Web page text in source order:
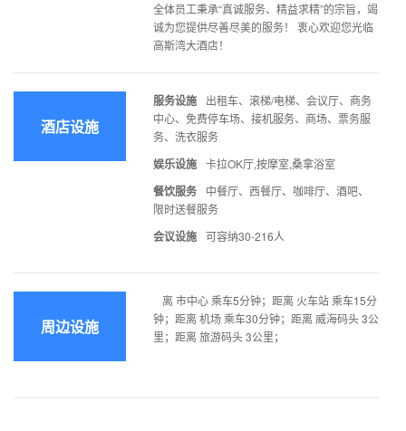
全体员工秉承“真诚服务、精益求精”的宗旨，竭
诚为您提供尽善尽美的服务！ 衷心欢迎您光临
高斯湾大酒店！
酒店设施
服务设施
出租车、滚梯/电梯、会议厅、商务
中心、免费停车场、接机服务、商场、票务服
务、洗衣服务
娱乐设施 卡拉OK厅,按摩室,桑拿浴室
餐饮服务
中餐厅、西餐厅、咖啡厅、酒吧、
限时送餐服务
会议设施 可容纳30-216人
周边设施
离 市中心 乘车5分钟；距离 火车站 乘车15分
钟；距离 机场 乘车30分钟；距离 威海码头 3公
里；距离 旅游码头 3公里；